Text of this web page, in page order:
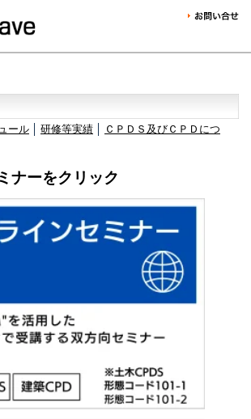
ール 研修等実績
ＣＰＤＳ及びＣＰＤにつ
ナーをクリック